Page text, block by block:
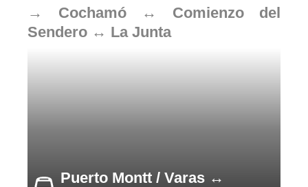
→ Cochamó ↔ Comienzo del
Sendero ↔ La Junta
Puerto Montt / Varas ↔